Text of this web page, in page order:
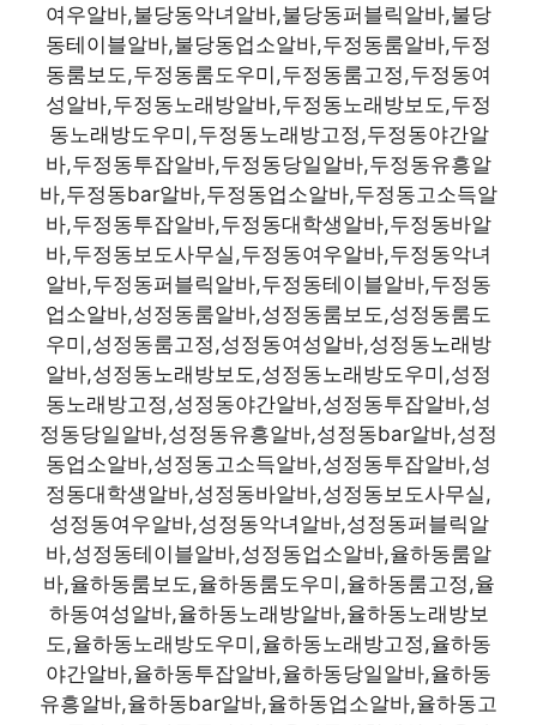
여우알바,불당동악녀알바,불당동퍼블릭알바,불당
동테이블알바,불당동업소알바,두정동룸알바,두정
동룸보도,두정동룸도우미,두정동룸고정,두정동여
성알바,두정동노래방알바,두정동노래방보도,두정
동노래방도우미,두정동노래방고정,두정동야간알
바,두정동투잡알바,두정동당일알바,두정동유흥알
바,두정동bar알바,두정동업소알바,두정동고소득알
바,두정동투잡알바,두정동대학생알바,두정동바알
바,두정동보도사무실,두정동여우알바,두정동악녀
알바,두정동퍼블릭알바,두정동테이블알바,두정동
업소알바,성정동룸알바,성정동룸보도,성정동룸도
우미,성정동룸고정,성정동여성알바,성정동노래방
알바,성정동노래방보도,성정동노래방도우미,성정
동노래방고정,성정동야간알바,성정동투잡알바,성
정동당일알바,성정동유흥알바,성정동bar알바,성정
동업소알바,성정동고소득알바,성정동투잡알바,성
정동대학생알바,성정동바알바,성정동보도사무실,
성정동여우알바,성정동악녀알바,성정동퍼블릭알
바,성정동테이블알바,성정동업소알바,율하동룸알
바,율하동룸보도,율하동룸도우미,율하동룸고정,율
하동여성알바,율하동노래방알바,율하동노래방보
도,율하동노래방도우미,율하동노래방고정,율하동
야간알바,율하동투잡알바,율하동당일알바,율하동
유흥알바,율하동bar알바,율하동업소알바,율하동고